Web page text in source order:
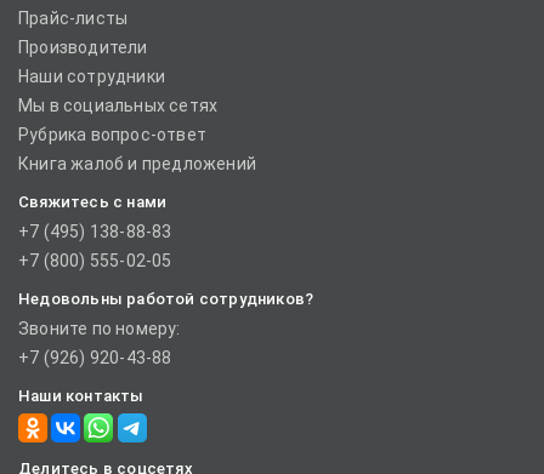
Прайс-листы
Производители
Наши сотрудники
Мы в социальных сетях
Рубрика вопрос-ответ
Книга жалоб и предложений
Свяжитесь с нами
+7 (495) 138-88-83
+7 (800) 555-02-05
Недовольны работой сотрудников?
Звоните по номеру:
+7 (926) 920-43-88
Наши контакты
Делитесь в соцсетях